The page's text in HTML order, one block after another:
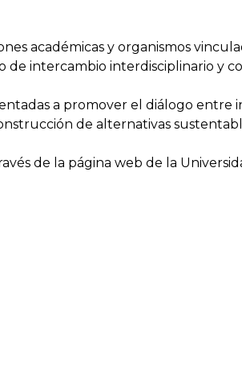
académicas y organismos
de intercambio interdisciplinario y
a promover el diálogo entre
de alternativas
de la página web de la